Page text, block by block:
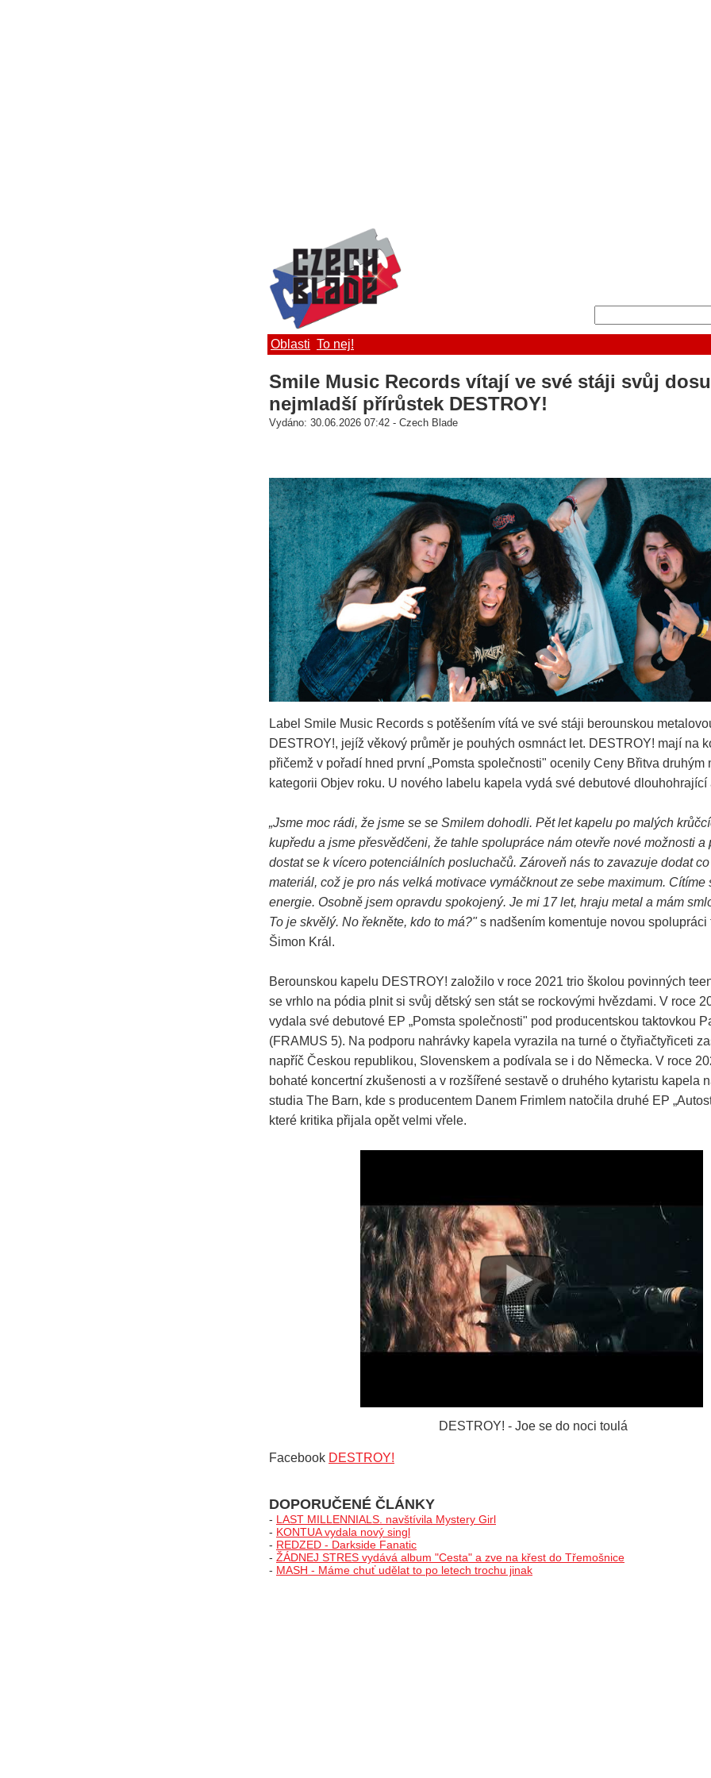
Oblasti To nej!
Smile Music Records vítají ve své stáji svůj
nejmladší přírůstek DESTROY!
Vydáno: 30.06.2026 07:42 - Czech Blade
Label Smile Music Records s potěšením vítá ve své stáji berounskou
DESTROY!, jejíž věkový průměr je pouhých osmnáct let. DESTROY! mají na
přičemž v pořadí hned první „Pomsta společnosti" ocenily Ceny Břitva druhým
kategorii Objev roku. U nového labelu kapela vydá své debutové dlouhohrající
„Jsme moc rádi, že jsme se se Smilem dohodli. Pět let kapelu po malých
kupředu a jsme přesvědčeni, že tahle spolupráce nám otevře nové možnosti a
dostat se k vícero potenciálních posluchačů. Zároveň nás to zavazuje dodat
materiál, což je pro nás velká motivace vymáčknout ze sebe maximum. Cítíme
energie. Osobně jsem opravdu spokojený. Je mi 17 let, hraju metal a mám
To je skvělý. No řekněte, kdo to má?"s nadšením komentuje novou spolupráci
Šimon Král.
Berounskou kapelu DESTROY! založilo v roce 2021 trio školou povinných
se vrhlo na pódia plnit si svůj dětský sen stát se rockovými hvězdami. V roce
vydala své debutové EP „Pomsta společnosti" pod producentskou taktovkou
(FRAMUS 5). Na podporu nahrávky kapela vyrazila na turné o čtyřiačtyřiceti
napříč Českou republikou, Slovenskem a podívala se i do Německa. V roce
bohaté koncertní zkušenosti a v rozšířené sestavě o druhého kytaristu kapela
studia The Barn, kde s producentem Danem Frimlem natočila druhé EP
které kritika přijala opět velmi vřele.
DESTROY! - Joe se do noci toulá
Facebook DESTROY!
DOPORUČENÉ ČLÁNKY
- LAST MILLENNIALS. navštívila Mystery Girl
- KONTUA vydala nový singl
- REDZED - Darkside Fanatic
- ŽÁDNEJ STRES vydává album "Cesta" a zve na křest do Třemošnice
- MASH - Máme chuť udělat to po letech trochu jinak